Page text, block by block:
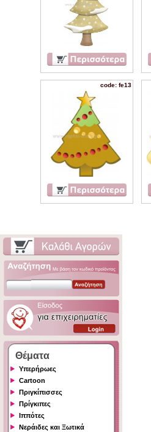
code: fe13
Θέματα
Υπερήρωες
Cartoon
Πριγκίπισσες
Πρίγκιπες
Ιππότες
Νεράιδες και Ξωτικά